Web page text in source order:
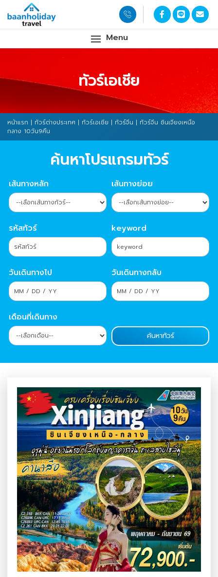
Menu
ทัวร์เอเชีย
หน้าแรก | ทัวร์ต่างประเทศ | ทัวร์เอเชีย | ทัวร์จีน | ทัวร์จีน ซินเจียงเหนือ
กลาง 10วัน9คืน
ค้นหาโปรแกรมทัวร์
เส้นทางหลัก เส้นทางย่อย
รหัสทัวร์ keyword
วันเดินทางไป วันเดินทางกลับ
เดือนที่เดินทาง